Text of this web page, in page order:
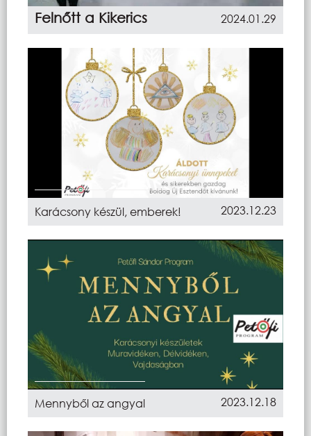
Felnőtt a Kikerics 2024.01.29
Karácsony készül, emberek! 2023.12.23
Mennyből az angyal 2023.12.18